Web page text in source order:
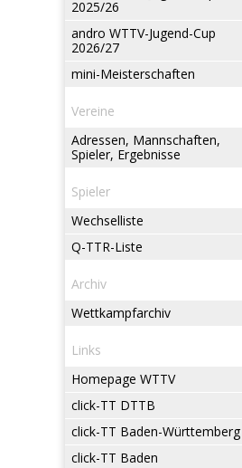
2025/26
andro WTTV-Jugend-Cup
2026/27
mini-Meisterschaften
Vereine
Adressen, Mannschaften,
Spieler, Ergebnisse
Spieler
Wechselliste
Q-TTR-Liste
Archiv
Wettkampfarchiv
Links
Homepage WTTV
click-TT DTTB
click-TT Baden-Württemberg
click-TT Baden